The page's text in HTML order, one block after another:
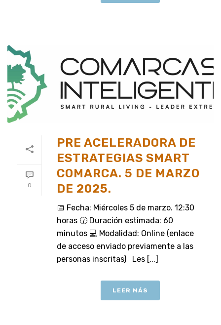
0
PRE ACELERADORA DE
ESTRATEGIAS SMART
COMARCA. 5 DE MARZO
DE 2025.
📅 Fecha: Miércoles 5 de marzo. 12:30
horas 🕜 Duración estimada: 60
minutos 💻 Modalidad: Online (enlace
de acceso enviado previamente a las
personas inscritas) Les [...]
LEER MÁS